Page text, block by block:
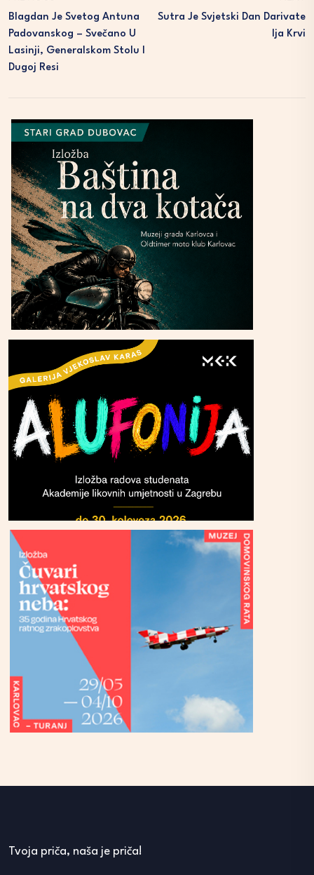
Blagdan Je Svetog Antuna
Padovanskog – Svečano U
Lasinji, Generalskom Stolu I
Dugoj Resi
Sutra Je Svjetski Dan Darivate
Lja Krvi
Tvoja priča, naša je priča!